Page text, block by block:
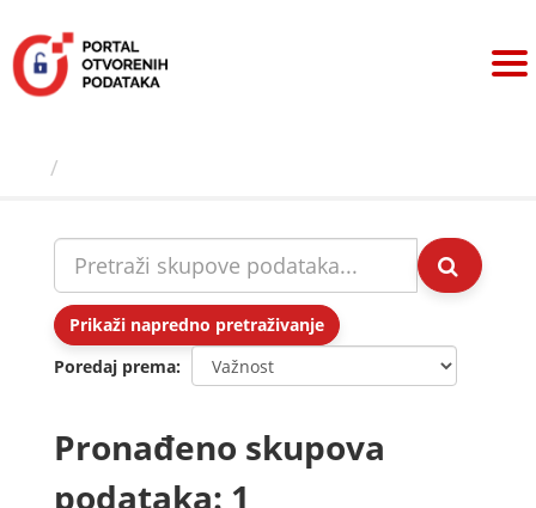
sadržaj
Prikaži napredno pretraživanje
Poredaj prema
Pronađeno skupova
podataka: 1